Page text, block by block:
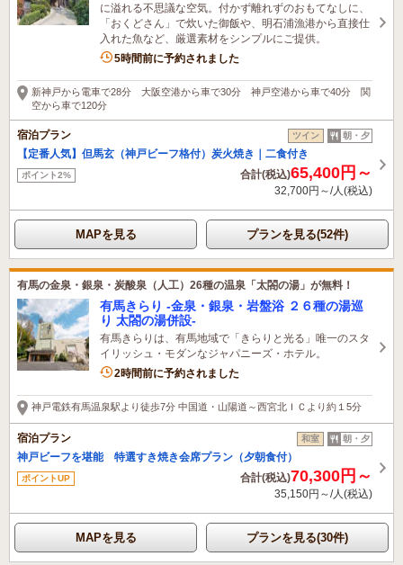
に溢れる不思議な空気。付かず離れずのおもてなしに、
「おくどさん」で炊いた御飯や、明石浦漁港から直接仕
入れた魚など、厳選素材をシンプルにご提供。
5時間前に予約されました
新神戸から電車で28分 大阪空港から車で30分 神戸空港から車で40分 関
空から車で120分
宿泊プラン ツイン 朝・夕
【定番人気】但馬玄（神戸ビーフ格付）炭火焼き｜二食付き
ポイント2% 合計(税込)65,400円～
32,700円～/人(税込)
MAPを見る プランを見る(52件)
有馬の金泉・銀泉・炭酸泉（人工）26種の温泉「太閤の湯」が無料！
有馬きらり -金泉・銀泉・岩盤浴 ２６種の湯巡
り 太閤の湯併設-
有馬きらりは、有馬地域で「きらりと光る」唯一のスタ
イリッシュ・モダンなジャパニーズ・ホテル。
4名がこの宿を見ています
2時間前に予約されました
神戸電鉄有馬温泉駅より徒歩7分 中国道・山陽道～西宮北ＩＣより約１5分
宿泊プラン 和室 朝・夕
神戸ビーフを堪能 特選すき焼き会席プラン（夕朝食付）
ポイントUP 合計(税込)70,300円～
35,150円～/人(税込)
MAPを見る プランを見る(30件)